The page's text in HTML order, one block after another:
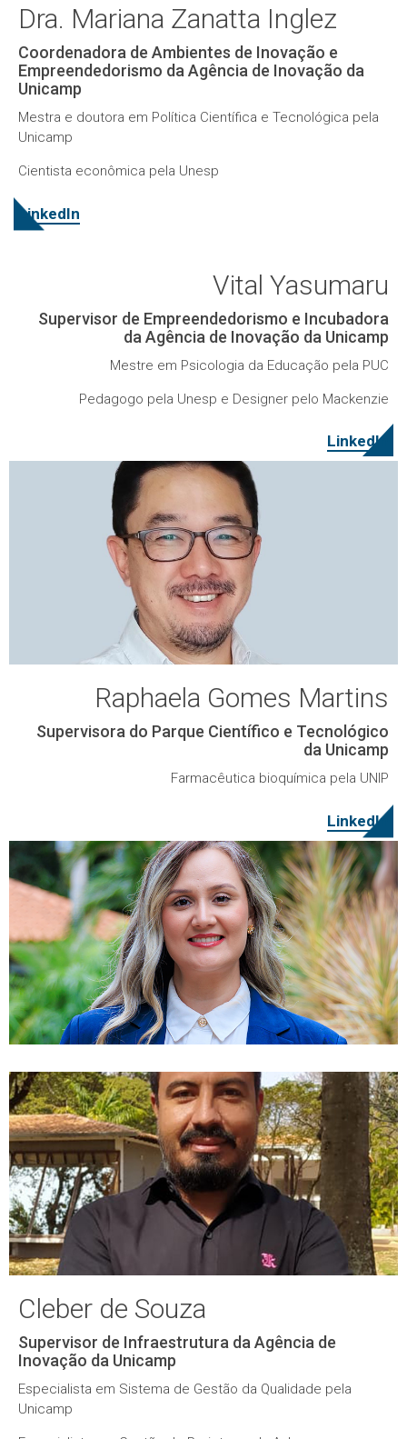
Dra. Mariana Zanatta Inglez
Coordenadora de Ambientes de Inovação e
Empreendedorismo da Agência de Inovação da
Unicamp
Mestra e doutora em Política Científica e Tecnológica pela
Unicamp
Cientista econômica pela Unesp
LinkedIn
Vital Yasumaru
Supervisor de Empreendedorismo e Incubadora
da Agência de Inovação da Unicamp
Mestre em Psicologia da Educação pela PUC
Pedagogo pela Unesp e Designer pelo Mackenzie
LinkedIn
Raphaela Gomes Martins
Supervisora do Parque Científico e Tecnológico
da Unicamp
Farmacêutica bioquímica pela UNIP
LinkedIn
Cleber de Souza
Supervisor de Infraestrutura da Agência de
Inovação da Unicamp
Especialista em Sistema de Gestão da Qualidade pela
Unicamp